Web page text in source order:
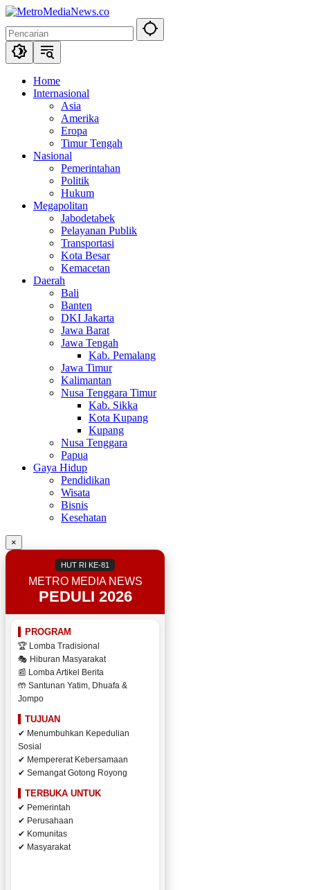
Langsung
konten
Home
Internasional
Asia
Amerika
Eropa
Timur Tengah
Nasional
Pemerintahan
Politik
Hukum
Megapolitan
Jabodetabek
Pelayanan Publik
Transportasi
Kota Besar
Kemacetan
Daerah
Bali
Banten
DKI Jakarta
Jawa Barat
Jawa Tengah
Kab. Pemalang
Jawa Timur
Kalimantan
Nusa Tenggara Timur
Kab. Sikka
Kota Kupang
Kupang
Nusa Tenggara
Papua
Gaya Hidup
Pendidikan
Wisata
Bisnis
Kesehatan
×
HUT RI KE-81
METRO MEDIA NEWS
PEDULI 2026
PROGRAM
🏆 Lomba Tradisional
🎭 Hiburan Masyarakat
📰 Lomba Artikel Berita
🤲 Santunan Yatim, Dhuafa &
Jompo
TUJUAN
✔ Menumbuhkan Kepedulian
Sosial
✔ Mempererat Kebersamaan
✔ Semangat Gotong Royong
TERBUKA UNTUK
✔ Pemerintah
✔ Perusahaan
✔ Komunitas
✔ Masyarakat